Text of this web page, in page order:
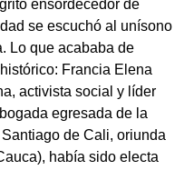
ensordecedor de
se escuchó al unísono
Lo que acababa de
Francia Elena
activista social y líder
egresada de la
de Cali, oriunda
había sido electa